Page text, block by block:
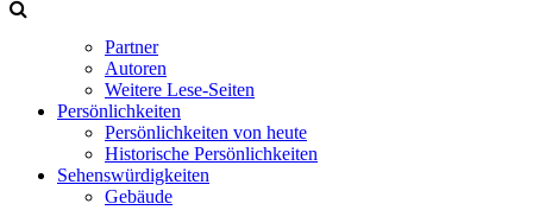
Partner
Autoren
Weitere Lese-Seiten
Persönlichkeiten
Persönlichkeiten von heute
Historische Persönlichkeiten
Sehenswürdigkeiten
Gebäude